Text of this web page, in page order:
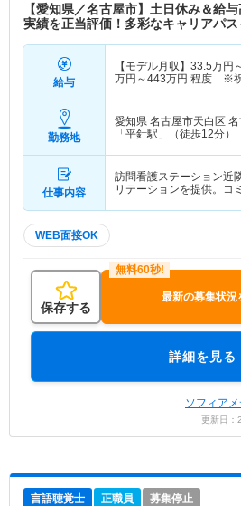
【愛知県／名古屋市】土日休み＆給
実績を正当評価！多彩なキャリアパス
給与
【モデル月収】 33.5万円
万円～443万円 程度 ※祝
勤務地
愛知県 名古屋市天白区
「平針駅」（徒歩12分）
仕事内容
訪問看護ステーション近
リテーションを提供。コ
WEB面接OK
保存する
最新の募集状況
詳細を見る
ソフィア
更新日
言語聴覚士 正職員 募集停止